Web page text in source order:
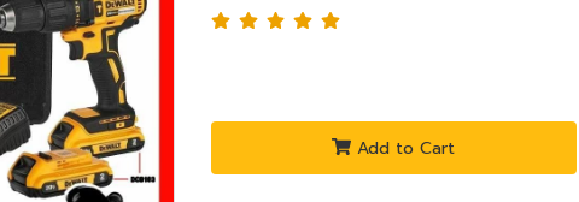
Add to Cart